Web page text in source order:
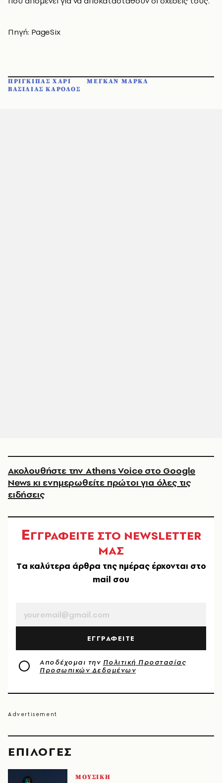
EΠΙΛΟΓΈΣ
ΜΟΥΣΙΚΗ
Πηγή: PageSix
ΠΡΙΓΚΙΠΑΣ ΧΑΡΙ
ΜΕΓΚΑΝ ΜΑΡΚΛ
ΒΑΣΙΛΙΑΣ ΚΑΡΟΛΟΣ
Ακολουθήστε την Athens Voice στο Google
News κι ενημερωθείτε πρώτοι για όλες τις
ειδήσεις
ΕΓΓΡΑΦΕΙΤΕ ΣΤΟ NEWSLETTER
ΜΑΣ
Tα καλύτερα άρθρα της ημέρας έρχονται στο
mail σου
ΕΓΓΡΑΦΕΙΤΕ
Αποδέχομαι την Πολιτική Προστασίας
Προσωπικών Δεδομένων